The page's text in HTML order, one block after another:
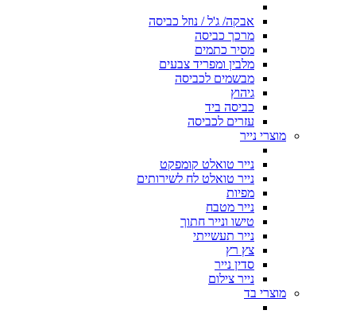
אבקה/ ג'ל / נוזל כביסה
מרכך כביסה
מסיר כתמים
מלבין ומפריד צבעים
מבשמים לכביסה
גיהוץ
כביסה ביד
עזרים לכביסה
מוצרי נייר
נייר טואלט קומפקט
נייר טואלט לח לשירותים
מפיות
נייר מטבח
טישו ונייר חתוך
נייר תעשייתי
צץ רץ
סדין נייר
נייר צילום
מוצרי בד